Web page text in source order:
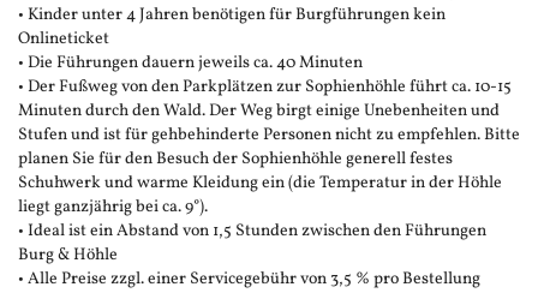
• Kinder unter 4 Jahren benötigen für Burgführungen kein
Onlineticket
• Die Führungen dauern jeweils ca. 40 Minuten
• Der Fußweg von den Parkplätzen zur Sophienhöhle führt ca. 10-15
Minuten durch den Wald. Der Weg birgt einige Unebenheiten und
Stufen und ist für gehbehinderte Personen nicht zu empfehlen. Bitte
planen Sie für den Besuch der Sophienhöhle generell festes
Schuhwerk und warme Kleidung ein (die Temperatur in der Höhle
liegt ganzjährig bei ca. 9°).
• Ideal ist ein Abstand von 1,5 Stunden zwischen den Führungen
Burg & Höhle
• Alle Preise zzgl. einer Servicegebühr von 3,5 % pro Bestellung